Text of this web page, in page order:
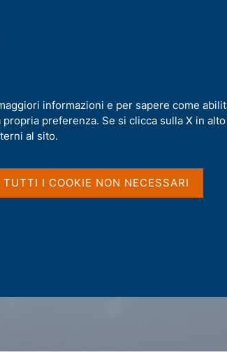
informazioni e per sapere come
preferenza. Se si clicca sulla X in alto
al sito.
I COOKIE NON NECESSARI